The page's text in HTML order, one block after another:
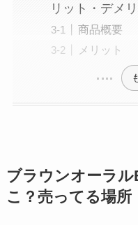
リット・デメ
商品概要
メリット
ブラウンオーラ
こ？売ってる場所